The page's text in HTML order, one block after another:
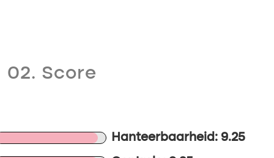
02. Score
Hanteerbaarheid: 9.25